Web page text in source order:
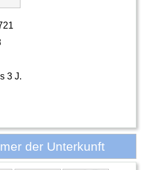
3 J.
der Unterkunft